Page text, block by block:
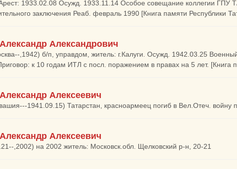
Арест: 1933.02.08 Осужд. 1933.11.14 Особое совещание коллегии
заключения Реаб. февраль 1990 [Книга памяти Республики
Александрович
,1942) б/п, управдом, житель: г.Калуги. Осужд. 1942.03.25
к 10 годам ИТЛ с посл. поражением в правах на 5 лет. [Книга
Алексеевич
1941.09.15) Татарстан, красноармеец погиб в Вел.Отеч. войну
Алексеевич
,2002) на 2002 житель: Московск.обл. Щелковский р-н, 20-21